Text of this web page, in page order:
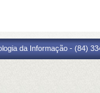
da Informação - (84)